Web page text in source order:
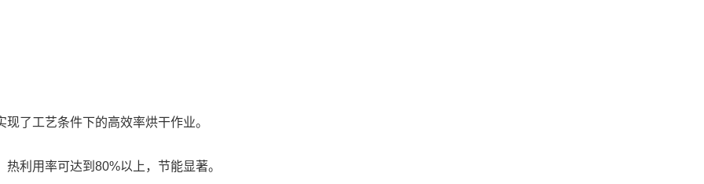
了工艺条件下的高效率烘干作业。
利用率可达到80%以上，节能显著。